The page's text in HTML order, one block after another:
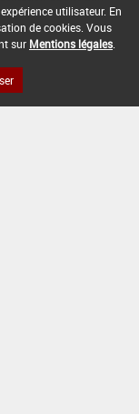
utilisateur. En
de cookies. Vous
sur Mentions légales